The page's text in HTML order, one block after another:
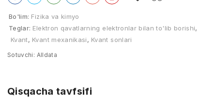
Bo'lim: Fizika va kimyo
Teglar: Elektron qavatlarning elektronlar bilan to'lib borishi,
Kvant, Kvant mexanikasi, Kvant sonlari
Sotuvchi: Alldata
Qisqacha tavfsifi